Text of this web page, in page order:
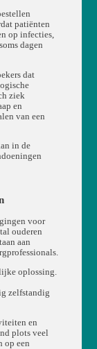
patiënten
op infecties,
dagen
dat
ziek
en
van een
in de
voor
ouderen
aan
oplossing.
zelfstandig
en
plots veel
op een